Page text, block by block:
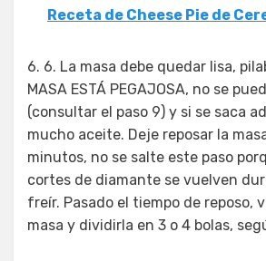
Receta de Cheese Pie de
6. 6. La masa debe quedar lisa,
MASA ESTÁ PEGAJOSA, no se
(consultar el paso 9) y si se saca
mucho aceite. Deje reposar la
minutos, no se salte este paso
cortes de diamante se vuelven
freír. Pasado el tiempo de reposo,
masa y dividirla en 3 o 4 bolas,